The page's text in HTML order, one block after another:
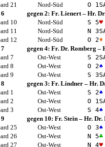
21
Nord-Süd O 1
gegen 2: Fr. Lienert– Hr.
10
Nord-Süd S 5♥
11
Nord-Süd N 3
12
Nord-Süd O 2♦
gegen 4: Fr. Dr. Romberg –
7
Ost-West S 2
8
Ost-West O 2♠
9
Ost-West S 3
gegen 3: Fr. Lindner– Hr.
1
Ost-West S 2♠
2
Ost-West O 1
3
Ost-West S 4♠
gegen 10: Fr. Stein– Hr. Dr.
25
Ost-West O 3♠
26
Ost-West N 5♣
27
Ost-West N 4♥